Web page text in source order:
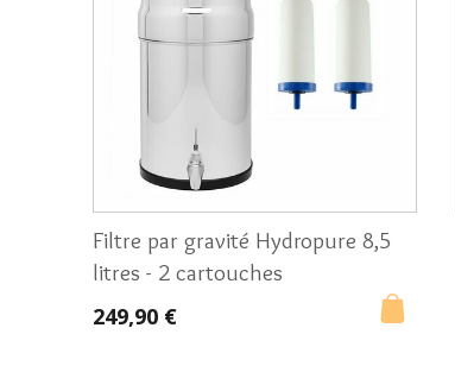
Filtre par gravité Hydropure 8,5
litres - 2 cartouches
249,90 €